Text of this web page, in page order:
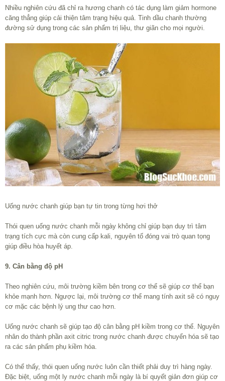
Nhiều nghiên cứu đã chỉ ra hương chanh có tác dụng làm giảm hormone
căng thẳng giúp cải thiện tâm trạng hiệu quả. Tinh dầu chanh thường
đường sử dụng trong các sản phẩm trị liệu, thư giãn cho mọi người.
Uống nước chanh giúp bạn tự tin trong từng hơi thở
Thói quen uống nước chanh mỗi ngày không chỉ giúp bạn duy trì tâm
trạng tích cực mà còn cung cấp kali, nguyên tố đóng vai trò quan tọng
giúp điều hòa huyết áp.
9. Cân bằng độ pH
Theo nghiên cứu, môi trường kiềm bên trong cơ thể sẽ giúp cơ thể bạn
khỏe mạnh hơn. Ngược lại, môi trường cơ thể mang tính axit sẽ có nguy
cơ mặc các bệnh lý ung thư cao hơn.
Uống nước chanh sẽ giúp tạo độ cân bằng pH kiềm trong cơ thể. Nguyên
nhân do thành phần axit citric trong nước chanh được chuyển hóa sẽ tạo
ra các sản phẩm phụ kiềm hóa.
Có thể thấy, thói quen uống nước luôn cần thiết phải duy trì hàng ngày.
Đặc biệt, uống một ly nước chanh mỗi ngày là bí quyết giản đơn giúp cơ